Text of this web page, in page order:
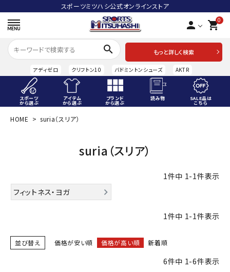
スポーツミツハシ公式オンラインストア
person 0
shopping_cart
search
もっと詳しく検索
アディゼロ クリフトン10 バドミントンシューズ AKTR
スポーツ
から選ぶ
アイテム
から選ぶ
ブランド
から選ぶ
読み物 SALE品は
こちら
ACCOUNT MENU
person 会員登録
スポーツから選ぶ
ブランドから選ぶ
HOME suria（スリア）
suria（スリア）
1件中 1-1件表示
フィットネス・ヨガ
1件中 1-1件表示
並び替え 価格が安い順 価格が高い順 新着順
6件中 1-6件表示